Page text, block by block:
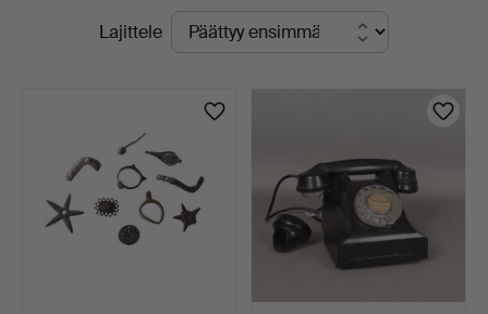
KäynnissäLajittele